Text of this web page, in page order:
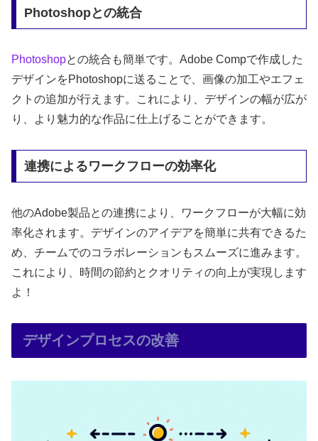
Photoshopとの統合
Photoshopとの統合も簡単です。Adobe Compで作成した
デザインをPhotoshopに送ることで、画像の加工やエフェ
クトの追加が行えます。これにより、デザインの幅が広が
り、より魅力的な作品に仕上げることができます。
連携によるワークフローの効率化
他のAdobe製品との連携により、ワークフローが大幅に効
率化されます。デザインのアイデアを簡単に共有できるた
め、チームでのコラボレーションもスムーズに進みます。
これにより、時間の節約とクオリティの向上が実現します
よ！
デザインプロセスの改善